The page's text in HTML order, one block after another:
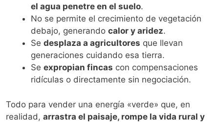
el agua penetre en el suelo.
No se permite el crecimiento de vegetación
debajo, generando calor y aridez.
Se desplaza a agricultores que llevan
generaciones cuidando esa tierra.
Se expropian fincas con compensaciones
ridículas o directamente sin negociación.
Todo para vender una energía «verde» que, en
realidad, arrastra el paisaje, rompe la vida rural y